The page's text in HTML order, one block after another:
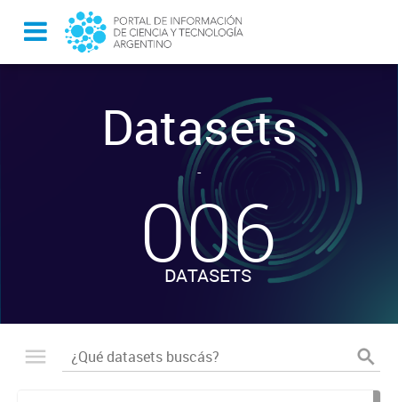
Datasets
-
006
DATASETS